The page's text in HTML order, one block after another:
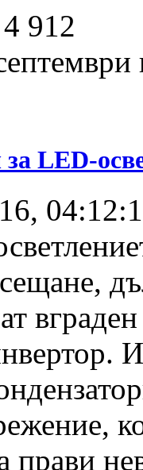
912
LED-
прави